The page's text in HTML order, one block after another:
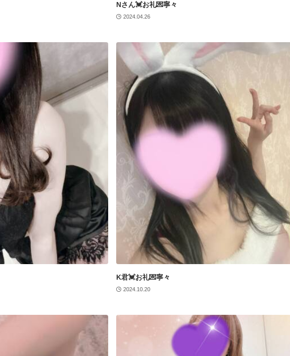
Nさん💓お礼💌寧々
2024.04.26
K君💓お礼💌寧々
2024.10.20